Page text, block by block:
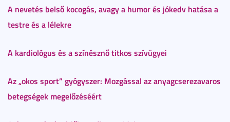
A nevetés belső kocogás, avagy a humor és jókedv hatása a
testre és a lélekre
A kardiológus és a színésznő titkos szívügyei
Az „okos sport” gyógyszer: Mozgással az anyagcserezavaros
betegségek megelőzéséért